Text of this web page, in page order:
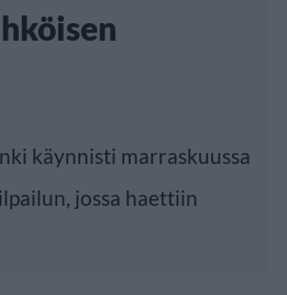
käynnisti marraskuussa
jossa haettiin